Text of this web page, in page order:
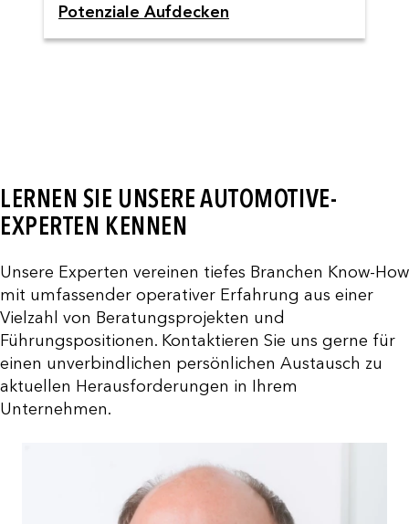
Potenziale Aufdecken
LERNEN SIE UNSERE AUTOMOTIVE-
EXPERTEN KENNEN
Unsere Experten vereinen tiefes Branchen Know-How
mit umfassender operativer Erfahrung aus einer
Vielzahl von Beratungsprojekten und
Führungspositionen. Kontaktieren Sie uns gerne für
einen unverbindlichen persönlichen Austausch zu
aktuellen Herausforderungen in Ihrem
Unternehmen.